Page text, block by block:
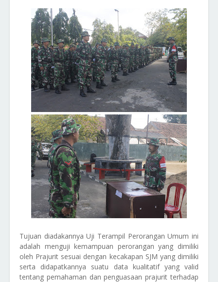
Tujuan diadakannya Uji Terampil Perorangan Umum ini
adalah menguji kemampuan perorangan yang dimiliki
oleh Prajurit sesuai dengan kecakapan SJM yang dimiliki
serta didapatkannya suatu data kualitatif yang valid
tentang pemahaman dan penguasaan prajurit terhadap